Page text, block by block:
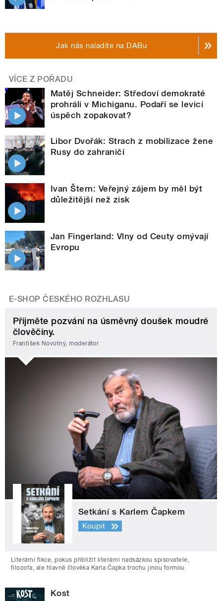
Jak nás naladíte na DABu
VÍCE Z POŘADU
Matěj Schneider: Středoví demokraté
prohráli v Michiganu. Podaří se levici
úspěch zopakovat?
Libor Dvořák: Strach z mobilizace žene
Rusy do zahraničí
Ivan Štern: Veřejný zájem by měl být
důležitější než zisk
Jan Fingerland: Vlny od Ceuty omývají
Evropu
E-SHOP ČESKÉHO ROZHLASU
Přijměte pozvání na úsměvný doušek moudré
člověčiny.
František Novotný, moderátor
Setkání s Karlem Čapkem
Koupit
Literární fikce, pokus přiblížit literární nadsázkou spisovatele,
filozofa, ale hlavně člověka Karla Čapka trochu jinou formou.
Kost